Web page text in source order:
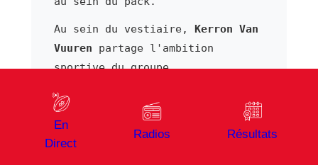
Au sein du vestiaire, Kerron Van
Vuuren partage l'ambition
sportive du groupe.
En effet, la culture rugby
transmise entre générations
reste un moteur puissant dans
En
Direct
Radios Résultats